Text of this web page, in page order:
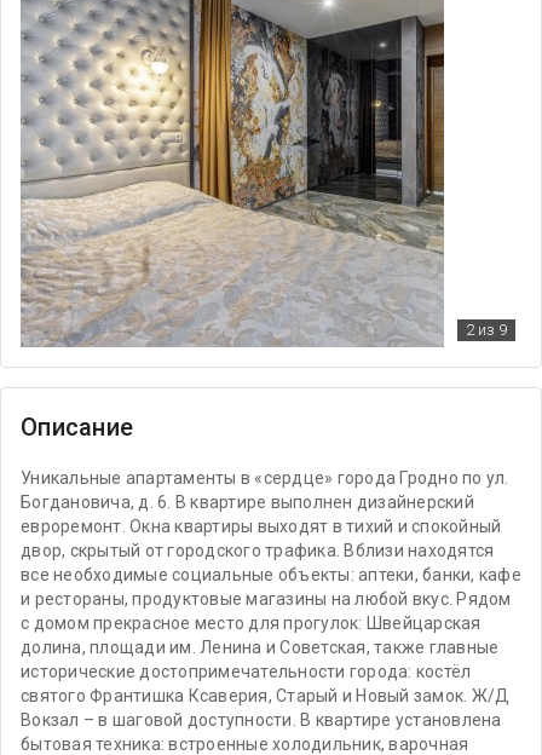
2из 9
Описание
Уникальные апартаменты в «сердце» города Гродно по ул.
Богдановича, д. 6. В квартире выполнен дизайнерский
евроремонт. Окна квартиры выходят в тихий и спокойный
двор, скрытый от городского трафика. Вблизи находятся
все необходимые социальные объекты: аптеки, банки, кафе
и рестораны, продуктовые магазины на любой вкус. Рядом
с домом прекрасное место для прогулок: Швейцарская
долина, площади им. Ленина и Советская, также главные
исторические достопримечательности города: костёл
святого Франтишка Ксаверия, Старый и Новый замок. Ж/Д
Вокзал – в шаговой доступности. В квартире установлена
бытовая техника: встроенные холодильник, варочная